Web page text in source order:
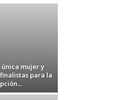
mujer y
para la